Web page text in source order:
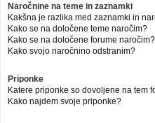
Naročnine na teme in zaznamki
Kakšna je razlika med zaznamki in
Kako se na določene teme naročim?
Kako se na določene forume naročim?
Kako svojo naročnino odstranim?
Priponke
Katere priponke so dovoljene na tem
Kako najdem svoje priponke?